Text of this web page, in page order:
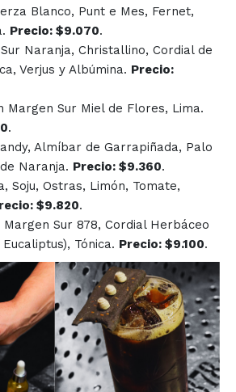
Blanco, Punt e Mes, Fernet,
Precio: $9.070.
Sur Naranja, Christallino, Cordial de
Verjus y Albúmina. Precio:
Margen Sur Miel de Flores, Lima.
.
Almíbar de Garrapiñada, Palo
Naranja. Precio: $9.360.
Soju, Ostras, Limón, Tomate,
$9.820.
Margen Sur 878, Cordial Herbáceo
Tónica. Precio: $9.100.